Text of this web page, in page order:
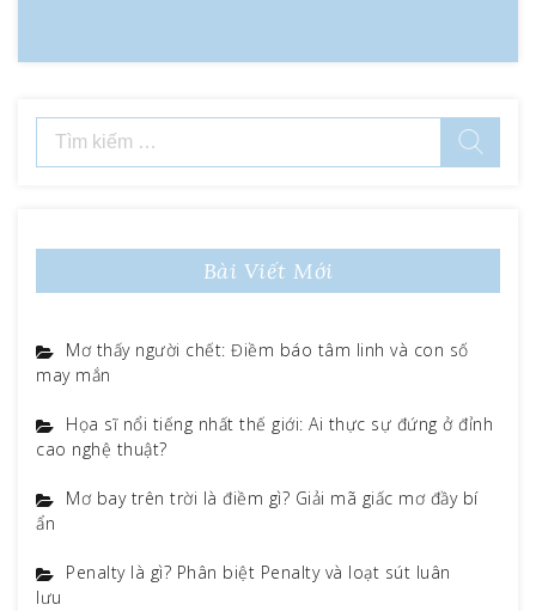
Tìm
kiếm
Bài Viết Mới
Mơ thấy người chết: Điềm báo tâm linh và con số
may mắn
Họa sĩ nổi tiếng nhất thế giới: Ai thực sự đứng ở đỉnh
cao nghệ thuật?
Mơ bay trên trời là điềm gì? Giải mã giấc mơ đầy bí
ẩn
Penalty là gì? Phân biệt Penalty và loạt sút luân
lưu